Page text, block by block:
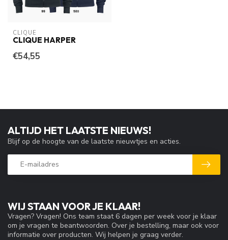
CLIQUE
CLIQUE HARPER
€54,55
WIJ STAAN VOOR JE KLAAR!
Vragen? Vragen! Ons team staat 6 dagen per week voor je klaar
om je vragen te beantwoorden. Over je bestelling, maar ook voor
informatie over producten. Wij helpen je graag verder.
ALTIJD HET LAATSTE NIEUWS!
Blijf op de hoogte van de laatste nieuwtjes en acties.